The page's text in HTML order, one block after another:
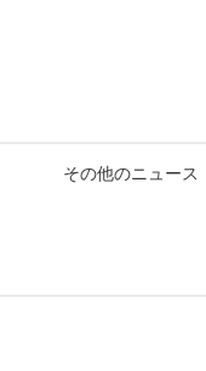
その他のニュース